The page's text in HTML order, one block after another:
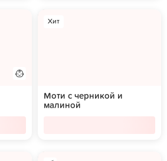
Хит
Моти с черникой и
малиной